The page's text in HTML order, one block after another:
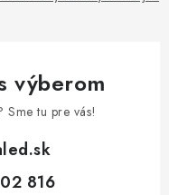
výberom
tu pre vás!
816